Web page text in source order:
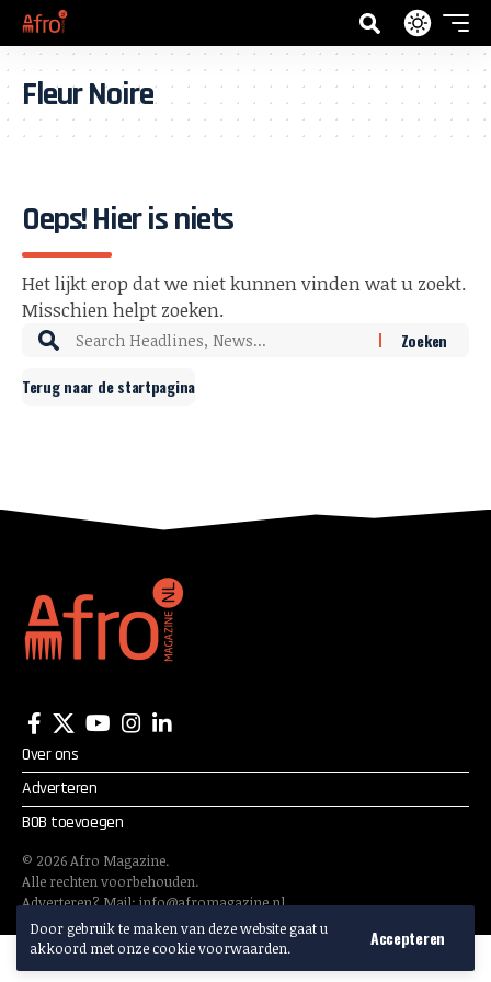
Door gebruik te maken van deze website gaat u
akkoord met onze cookie voorwaarden.
Accepteren
Fleur Noire
Oeps! Hier is niets
Het lijkt erop dat we niet kunnen vinden wat u zoekt.
Misschien helpt zoeken.
Terug naar de startpagina
Over ons
Adverteren
BOB toevoegen
© 2026Afro Magazine.
Alle rechten voorbehouden.
Adverteren? Mail:info@afromagazine.nl